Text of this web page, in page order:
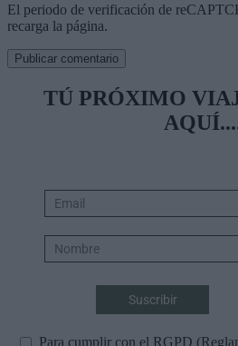
El periodo de verificación de
recarga la página.
TÚ PRÓXIMO
Para cumplir con el RGPD